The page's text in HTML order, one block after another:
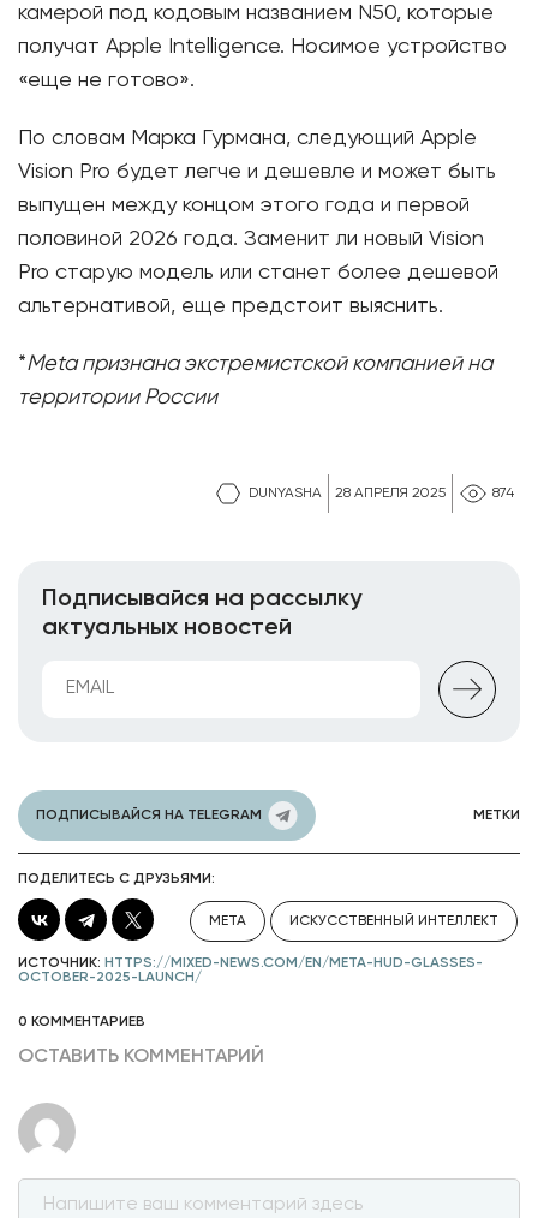
DUNYASHA 28 АПРЕЛЯ 2025 874
камерой под кодовым названием N50, которые
получат Apple Intelligence. Носимое устройство
«еще не готово».
По словам Марка Гурмана, следующий Apple
Vision Pro будет легче и дешевле и может быть
выпущен между концом этого года и первой
половиной 2026 года. Заменит ли новый Vision
Pro старую модель или станет более дешевой
альтернативой, еще предстоит выяснить.
*Meta признана экстремистской компанией на
территории России
Подписывайся на рассылку
актуальных новостей
ПОДПИСЫВАЙСЯ НА TELEGRAM МЕТКИ
ПОДЕЛИТЕСЬ С ДРУЗЬЯМИ:
META ИСКУССТВЕННЫЙ ИНТЕЛЛЕКТ
ИСТОЧНИК: HTTPS://MIXED-NEWS.COM/EN/META-HUD-GLASSES-
OCTOBER-2025-LAUNCH/
0 КОММЕНТАРИЕВ
ОСТАВИТЬ КОММЕНТАРИЙ